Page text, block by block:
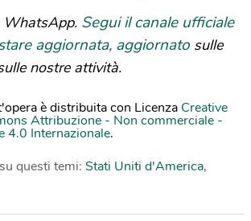
WhatsApp. Segui il canale ufficiale
aggiornata, aggiornato sulle
nostre attività.
è distribuita con Licenza Creative
Attribuzione - Non commerciale -
4.0 Internazionale.
questi temi: Stati Uniti d'America,